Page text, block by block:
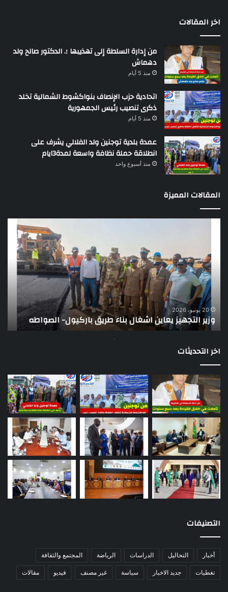
اخر المقالات
من إدارة السلطة إلى تهذيبها ؛. الدكتور صالح ولد
دهماش
منذ 5 أيام
اتحادية حزب الإنصاف بنواكشوط الشمالية تخلد
ذكرى تنصيب رئيس الجمهورية
منذ 5 أيام
عمدة بلدية توجنين ولد الفلالي يشرف على
انطلاقة حملة نظافة واسعة لمدة3ايام
منذ أسبوع واحد
المقالات المميزة
اشغال
بناء
طريق
باركيول-
الصواطه
20 يونيو، 2026
وزير التجهيز يعاين اشغال بناء طريق باركيول- الصواطه
اخر التحديثات
التصنيفات
أخبار التحاليل الدراسات الرياضة المجتمع والثقافة
تغطيات جديد الاخبار سياسة غير مصنف فيديو مقالات